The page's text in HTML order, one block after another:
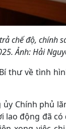
chế độ, chính
Ảnh: Hải
thư về tình
Chính phủ
lao động đã